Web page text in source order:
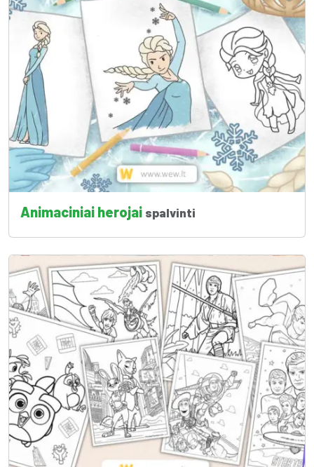
Animaciniai herojai spalvinti